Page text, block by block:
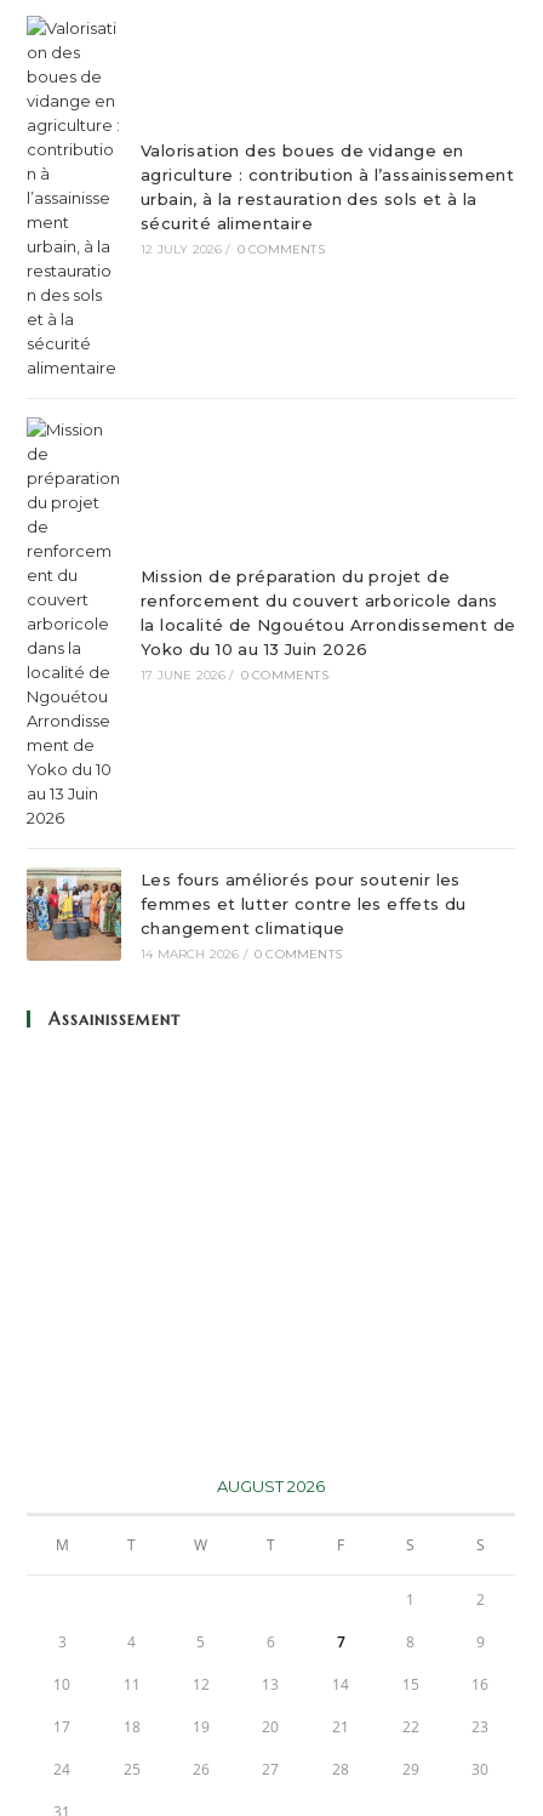
Valorisation des boues de vidange en
agriculture : contribution à l’assainissement
urbain, à la restauration des sols et à la
sécurité alimentaire
12 JULY 2026 / 0 COMMENTS
Mission de préparation du projet de
renforcement du couvert arboricole dans
la localité de Ngouétou Arrondissement de
Yoko du 10 au 13 Juin 2026
17 JUNE 2026 / 0 COMMENTS
Les fours améliorés pour soutenir les
femmes et lutter contre les effets du
changement climatique
14 MARCH 2026 / 0 COMMENTS
Assainissement
AUGUST 2026
M T W T F S S
1 2
3 4 5 6 7 8 9
10 11 12 13 14 15 16
17 18 19 20 21 22 23
24 25 26 27 28 29 30
31